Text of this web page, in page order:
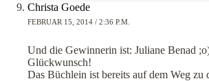
Christa Goede
FEBRUAR 15, 2014 / 2:36 P.M.
Und die Gewinnerin ist: Juliane Benad
Glückwunsch!
Das Büchlein ist bereits auf dem Weg zu